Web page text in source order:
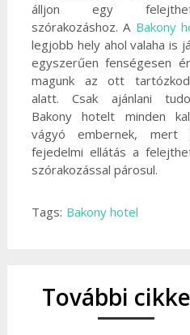
álljon egy
szórakozáshoz. A Bakony
legjobb hely ahol valaha is
egyszerűen fenségesen
magunk az ott
alatt. Csak ajánlani
Bakony hotelt minden
vágyó embernek,
fejedelmi ellátás a
szórakozással párosul.
Tags: Bakony hotel
További